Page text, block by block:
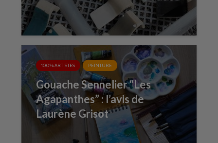
100% ARTISTES PEINTURE
Gouache Sennelier “Les
Agapanthes” : l’avis de
Laurène Grisot